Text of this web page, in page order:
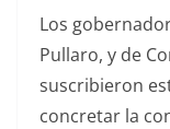
Los
Pullaro, y de
suscribieron
concretar la